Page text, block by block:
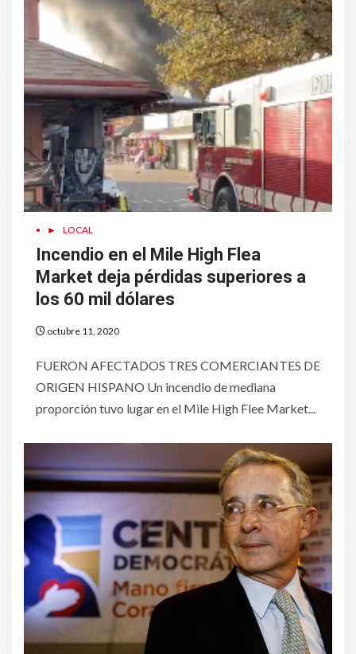
• ► LOCAL
Incendio en el Mile High Flea
Market deja pérdidas superiores a
los 60 mil dólares
octubre 11, 2020
FUERON AFECTADOS TRES COMERCIANTES DE
ORIGEN HISPANO Un incendio de mediana
proporción tuvo lugar en el Mile High Flee Market...